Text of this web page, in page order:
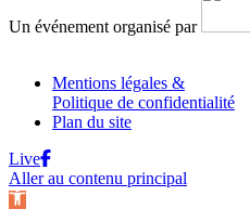
Un événement organisé par
Mentions légales &
Politique de confidentialité
Plan du site
Live
Aller au contenu principal
Ouvrir la barre d’outils